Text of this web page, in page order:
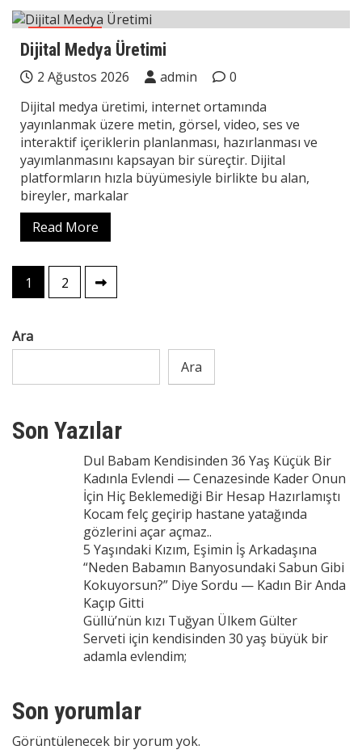
Teknoloji
Dijital Medya Üretimi
2 Ağustos 2026 admin
0
Dijital medya üretimi, internet ortamında
yayınlanmak üzere metin, görsel, video, ses ve
interaktif içeriklerin planlanması, hazırlanması ve
yayımlanmasını kapsayan bir süreçtir. Dijital
platformların hızla büyümesiyle birlikte bu alan,
bireyler, markalar
Read More
Yazı
sayfalaması
1 2
Ara
Ara
Son Yazılar
Dul Babam Kendisinden 36 Yaş Küçük Bir
Kadınla Evlendi — Cenazesinde Kader Onun
İçin Hiç Beklemediği Bir Hesap Hazırlamıştı
Kocam felç geçirip hastane yatağında
gözlerini açar açmaz..
5 Yaşındaki Kızım, Eşimin İş Arkadaşına
“Neden Babamın Banyosundaki Sabun Gibi
Kokuyorsun?” Diye Sordu — Kadın Bir Anda
Kaçıp Gitti
Güllü’nün kızı Tuğyan Ülkem Gülter
Serveti için kendisinden 30 yaş büyük bir
adamla evlendim;
Son yorumlar
Görüntülenecek bir yorum yok.